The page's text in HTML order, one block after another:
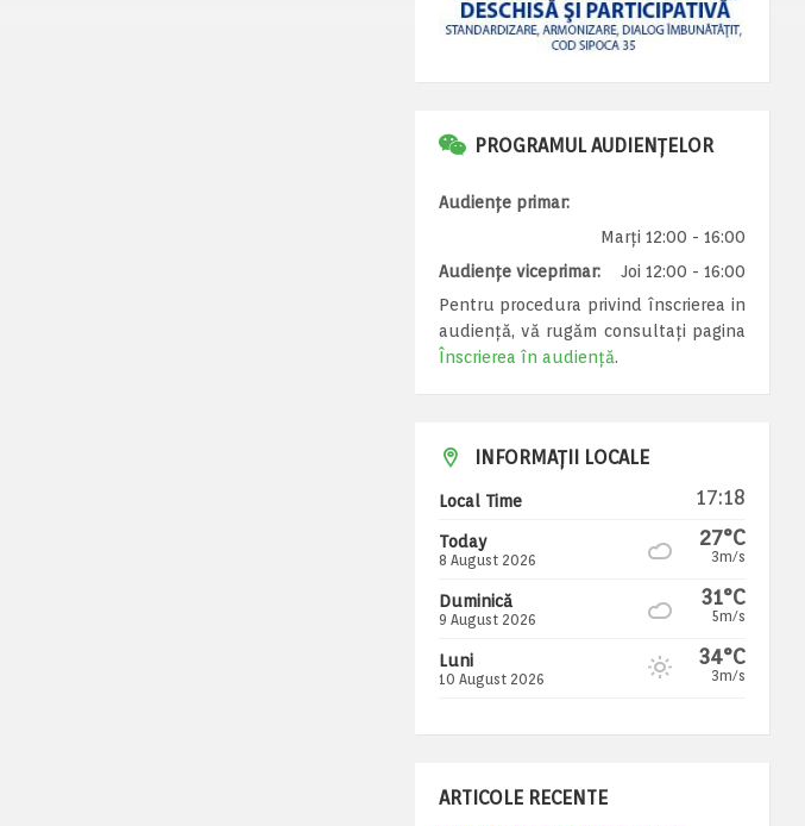
PROGRAMUL AUDIENȚELOR
Audiențe primar:
Marți 12:00 - 16:00
Audiențe viceprimar:
Joi 12:00 - 16:00
Pentru procedura privind înscrierea in
audiență, vă rugăm consultați pagina
Înscrierea în audiență.
INFORMAȚII LOCALE
Local Time 17:18
Today
8 August 2026
27°C
3m/s
Duminică
9 August 2026
31°C
5m/s
Luni
10 August 2026
34°C
3m/s
ARTICOLE RECENTE